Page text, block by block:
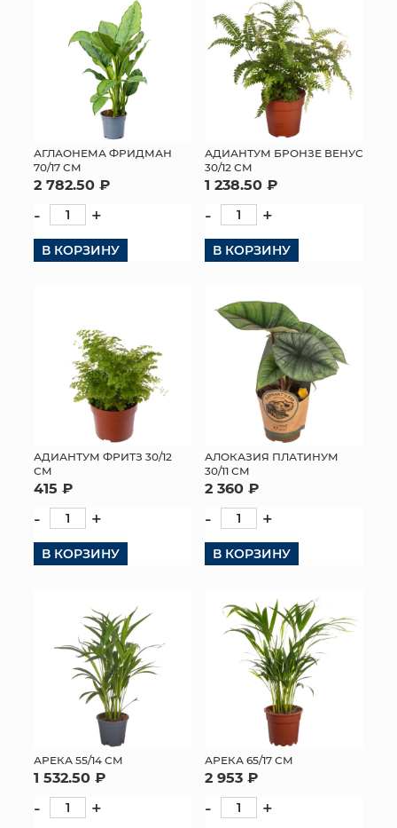
АГЛАОНЕМА ФРИДМАН
70/17 СМ
2 782.50 ₽
- +
В КОРЗИНУ
АДИАНТУМ БРОНЗЕ ВЕНУС
30/12 СМ
1 238.50 ₽
- +
В КОРЗИНУ
АДИАНТУМ ФРИТЗ 30/12
СМ
415 ₽
- +
В КОРЗИНУ
АЛОКАЗИЯ ПЛАТИНУМ
30/11 СМ
2 360 ₽
- +
В КОРЗИНУ
АРЕКА 55/14 СМ
1 532.50 ₽
- +
АРЕКА 65/17 СМ
2 953 ₽
- +